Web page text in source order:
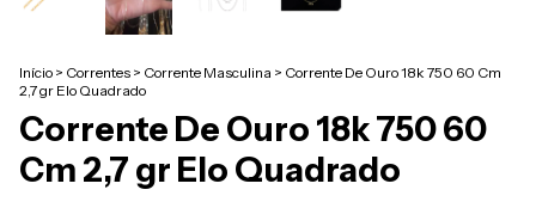
Início > Correntes > Corrente Masculina > Corrente De Ouro 18k 750 60 Cm
2,7 gr Elo Quadrado
Corrente De Ouro 18k 750 60
Cm 2,7 gr Elo Quadrado